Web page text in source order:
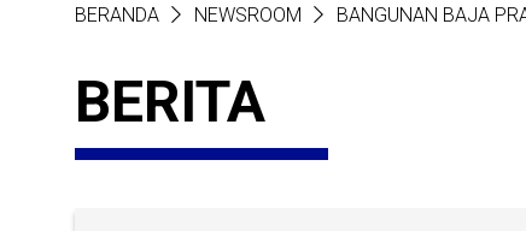
BERANDA NEWSROOM BANGUNAN BAJA
BERITA